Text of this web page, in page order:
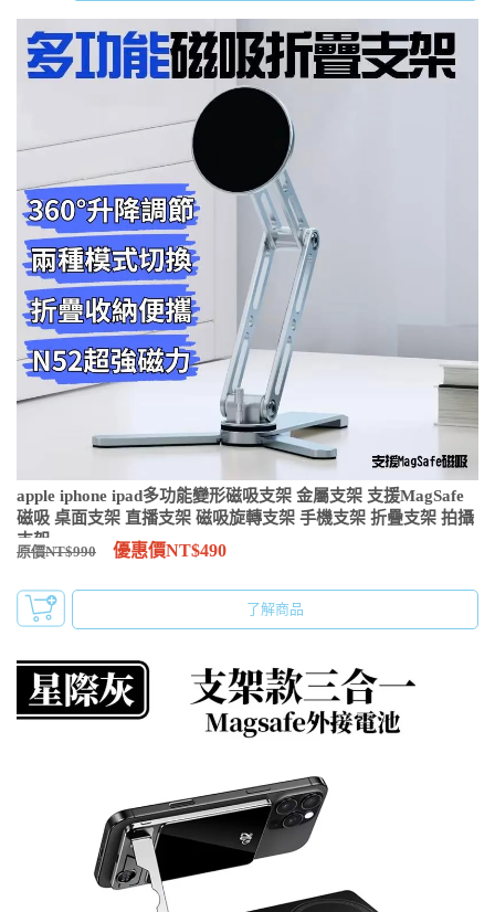
apple iphone ipad多功能變形磁吸支架 金屬支架 支援MagSafe
磁吸 桌面支架 直播支架 磁吸旋轉支架 手機支架 折疊支架 拍攝
支架
原價NT$990 優惠價NT$490
了解商品